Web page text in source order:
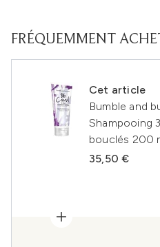
FRÉQUEMMENT
Cet article
Bumble and
Shampooing
bouclés 200
35,50 €